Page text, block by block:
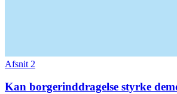
Afsnit 2
Kan borgerinddragelse styrke